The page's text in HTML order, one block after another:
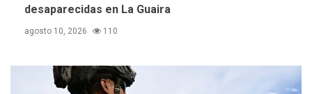
desaparecidas en La Guaira
agosto 10, 2026 110